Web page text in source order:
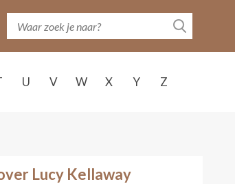
U V W X Y Z
Lucy Kellaway